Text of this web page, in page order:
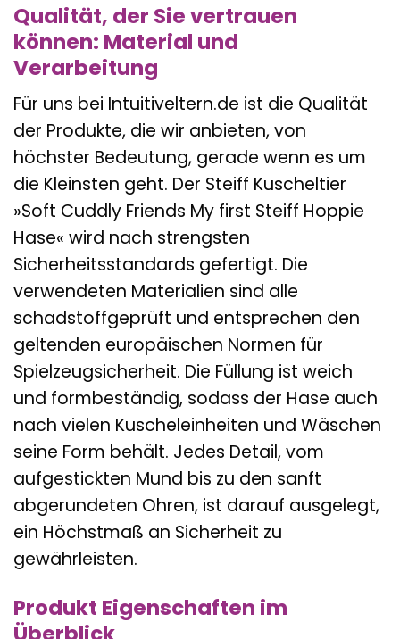
Qualität, der Sie vertrauen
können: Material und
Verarbeitung
Für uns bei Intuitiveltern.de ist die Qualität
der Produkte, die wir anbieten, von
höchster Bedeutung, gerade wenn es um
die Kleinsten geht. Der Steiff Kuscheltier
»Soft Cuddly Friends My first Steiff Hoppie
Hase« wird nach strengsten
Sicherheitsstandards gefertigt. Die
verwendeten Materialien sind alle
schadstoffgeprüft und entsprechen den
geltenden europäischen Normen für
Spielzeugsicherheit. Die Füllung ist weich
und formbeständig, sodass der Hase auch
nach vielen Kuscheleinheiten und Wäschen
seine Form behält. Jedes Detail, vom
aufgestickten Mund bis zu den sanft
abgerundeten Ohren, ist darauf ausgelegt,
ein Höchstmaß an Sicherheit zu
gewährleisten.
Produkt Eigenschaften im